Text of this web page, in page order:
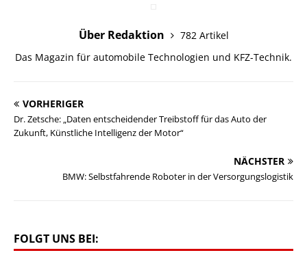
Über Redaktion
782 Artikel
Das Magazin für automobile Technologien und KFZ-Technik.
VORHERIGER
Dr. Zetsche: „Daten entscheidender Treibstoff für das Auto der
Zukunft, Künstliche Intelligenz der Motor“
NÄCHSTER
BMW: Selbstfahrende Roboter in der Versorgungslogistik
FOLGT UNS BEI: